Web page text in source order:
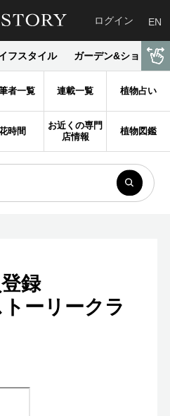
ログイン EN
フスタイル ガーデン&ショップ
者一覧 連載一覧 植物占い
時間
お近くの専門
店情報
植物図鑑
録
トーリークラ